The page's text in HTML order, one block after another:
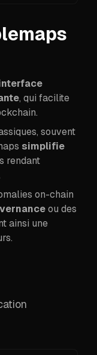
, qui facilite
souvent
simplifie
rendant
on-chain
ou des
ainsi une